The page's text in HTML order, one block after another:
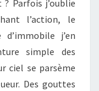
Parfois j’oublie
l’action, le
d’immobile j’en
simple des
ciel se parsème
Des gouttes